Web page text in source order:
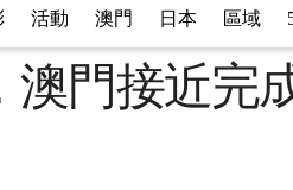
活動 澳門 日本 區域
門接近完